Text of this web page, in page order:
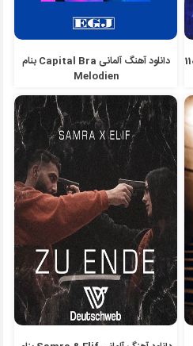
دانلود آهنگ آلمانی Capital Bra بنام
Melodien